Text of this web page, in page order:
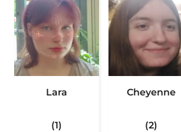
Lara
(1)
Cheyenne
(2)